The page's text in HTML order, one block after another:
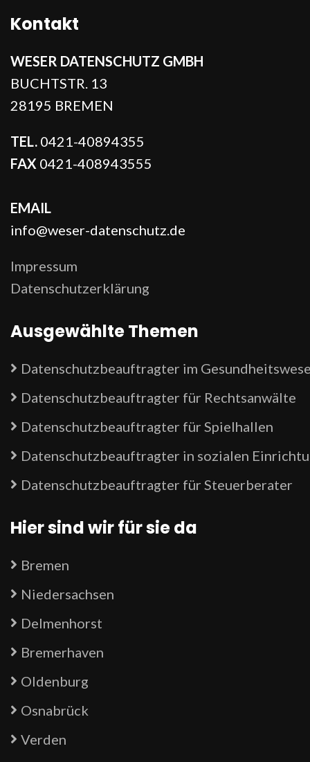
Kontakt
WESER DATENSCHUTZ GMBH
BUCHTSTR. 13
28195 BREMEN
TEL. 0421-40894355
FAX 0421-408943555
EMAIL
info@weser-datenschutz.de
Impressum
Datenschutzerklärung
Ausgewählte Themen
Datenschutzbeauftragter im
Datenschutzbeauftragter für Rechtsanwälte
Datenschutzbeauftragter für Spielhallen
Datenschutzbeauftragter in sozialen
Datenschutzbeauftragter für Steuerberater
Hier sind wir für sie da
Bremen
Niedersachsen
Delmenhorst
Bremerhaven
Oldenburg
Osnabrück
Verden